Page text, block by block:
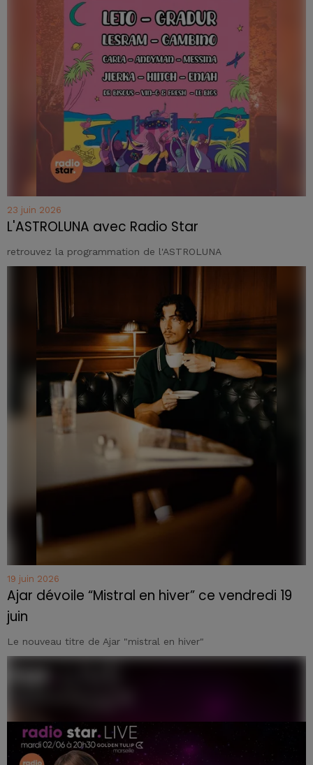
23 juin 2026
L'ASTROLUNA avec Radio Star
retrouvez la programmation de l'ASTROLUNA
19 juin 2026
Ajar dévoile “Mistral en hiver” ce vendredi 19
juin
Le nouveau titre de Ajar "mistral en hiver"